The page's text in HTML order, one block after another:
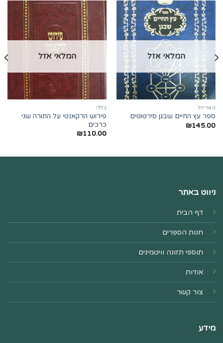
המלאי אזל
האריזל
ספר עץ החיים שבגן סירטוטים
₪145.00
המלאי אזל
כללי
פירוש הרקאנטי על התורה שני
כרכים
₪110.00
ניווט באתר
דף הבית
חנות הספרים
תוספי תזונה וויטמינים
אודות
צור קשר
מידע